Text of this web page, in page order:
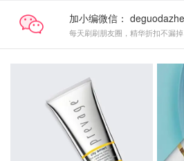
加小编微信：
每天刷刷朋友圈，精华折扣不漏掉